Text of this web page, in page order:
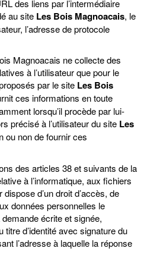
des liens par l’intermédiaire
au site Les Bois Magnoacais, le
l’adresse de protocole
Magnoacais ne collecte des
à l’utilisateur que pour le
par le site Les Bois
ces informations en toute
lorsqu’il procède par lui-
précisé à l’utilisateur du site Les
ou non de fournir ces
des articles 38 et suivants de la
à l’informatique, aux fichiers
d’un droit d’accès, de
données personnelles le
écrite et signée,
titre d’identité avec signature du
l’adresse à laquelle la réponse